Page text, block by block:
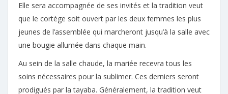
Elle sera accompagnée de ses invités et la tradition veut
que le cortège soit ouvert par les deux femmes les plus
jeunes de l’assemblée qui marcheront jusqu’à la salle avec
une bougie allumée dans chaque main.
Au sein de la salle chaude, la mariée recevra tous les
soins nécessaires pour la sublimer. Ces derniers seront
prodigués par la tayaba. Généralement, la tradition veut